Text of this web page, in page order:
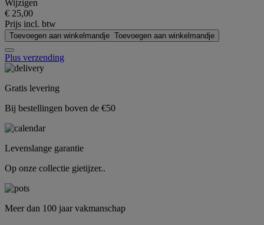
Wijzigen
€ 25,00
Prijs incl. btw
Toevoegen aan winkelmandje Toevoegen aan winkelmandje
Plus verzending
Gratis levering
Bij bestellingen boven de €50
Levenslange garantie
Op onze collectie gietijzer..
Meer dan 100 jaar vakmanschap